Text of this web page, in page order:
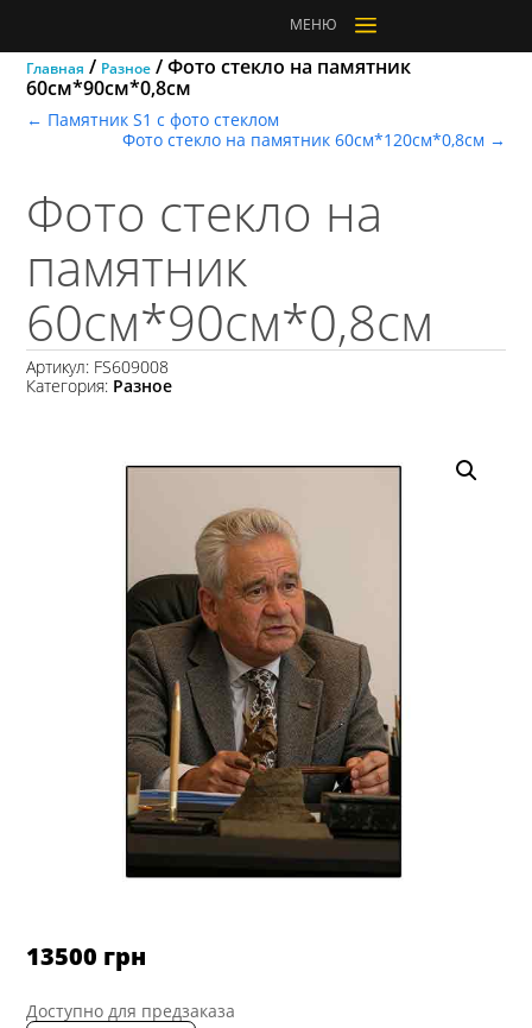
МЕНЮ a
Главная / Разное/ Фото стекло на памятник
60см*90см*0,8см
← Памятник S1 с фото стеклом
Фото стекло на памятник 60см*120см*0,8см →
Фото стекло на
памятник
60см*90см*0,8см
Артикул: FS609008
Категория: Разное
13500 грн
Доступно для предзаказа